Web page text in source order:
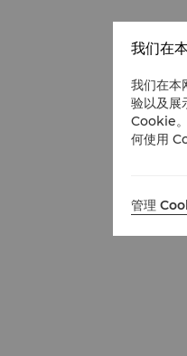
我们在
我们在本
验以及展
Cookie
何使用
管理